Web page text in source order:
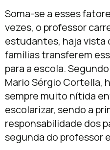
Soma-se a esses
vezes, o professor
estudantes, haja vista
famílias transferem
para a escola.
Mario Sérgio Cortella,
sempre muito nítida
escolarizar, sendo a
responsabilidade dos
segunda do professor